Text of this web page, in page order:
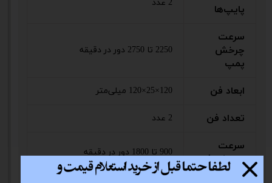
پایپ‌ها
2 عدد
سرعت
چرخش
پمپ
2250 تا 2750 دور در دقیقه
ابعاد فن 120×25×120 میلی‌متر
تعداد فن 2 عدد
سرعت
چرخش فن
900 تا 1800 دور در دقیقه